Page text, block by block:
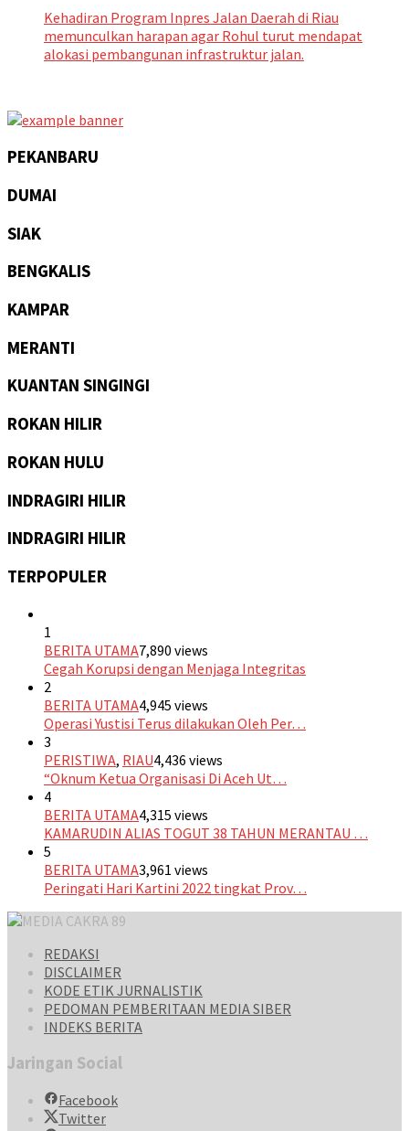
Kehadiran Program Inpres Jalan Daerah di Riau
memunculkan harapan agar Rohul turut mendapat
alokasi pembangunan infrastruktur jalan.
PEKANBARU
DUMAI
SIAK
BENGKALIS
KAMPAR
MERANTI
KUANTAN SINGINGI
ROKAN HILIR
ROKAN HULU
INDRAGIRI HILIR
INDRAGIRI HILIR
TERPOPULER
1
BERITA UTAMA7,890 views
Cegah Korupsi dengan Menjaga Integritas
2
BERITA UTAMA4,945 views
Operasi Yustisi Terus dilakukan Oleh Per…
3
PERISTIWA, RIAU4,436 views
“Oknum Ketua Organisasi Di Aceh Ut…
4
BERITA UTAMA4,315 views
KAMARUDIN ALIAS TOGUT 38 TAHUN MERANTAU …
5
BERITA UTAMA3,961 views
Peringati Hari Kartini 2022 tingkat Prov…
REDAKSI
DISCLAIMER
KODE ETIK JURNALISTIK
PEDOMAN PEMBERITAAN MEDIA SIBER
INDEKS BERITA
Jaringan Social
Facebook
Twitter